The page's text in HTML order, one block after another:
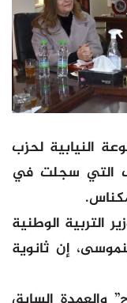
النيابية لحزب
التي سجلت في
التربية الوطنية
إن ثانوية